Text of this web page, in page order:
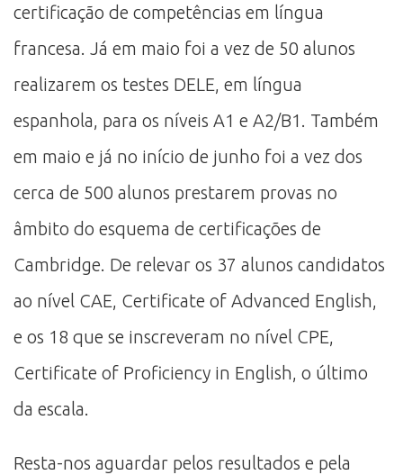
certificação de competências em língua
francesa. Já em maio foi a vez de 50 alunos
realizarem os testes DELE, em língua
espanhola, para os níveis A1 e A2/B1. Também
em maio e já no início de junho foi a vez dos
cerca de 500 alunos prestarem provas no
âmbito do esquema de certificações de
Cambridge. De relevar os 37 alunos candidatos
ao nível CAE, Certificate of Advanced English,
e os 18 que se inscreveram no nível CPE,
Certificate of Proficiency in English, o último
da escala.
Resta-nos aguardar pelos resultados e pela